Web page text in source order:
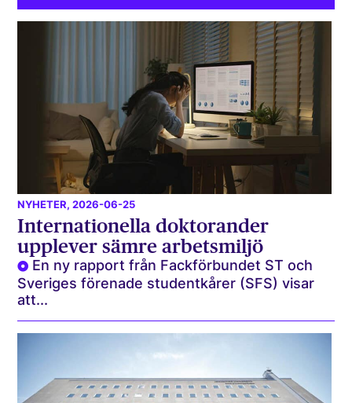
NYHETER, 2026-06-25
Internationella doktorander
upplever sämre arbetsmiljö
En ny rapport från Fackförbundet ST och
Sveriges förenade studentkårer (SFS) visar
att...